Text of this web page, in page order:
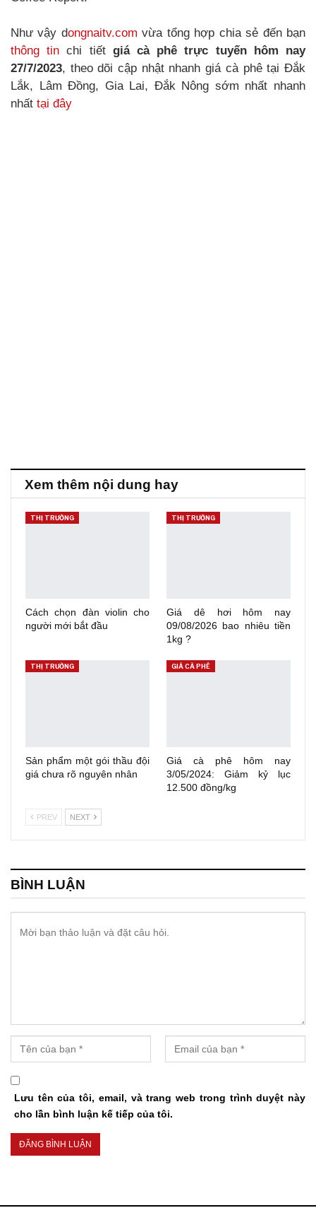
Như vậy dongnaitv.com vừa tổng hợp chia sẻ đến bạn
thông tin chi tiết giá cà phê trực tuyến hôm nay
27/7/2023, theo dõi cập nhật nhanh giá cà phê tại Đắk
Lắk, Lâm Đồng, Gia Lai, Đắk Nông sớm nhất nhanh
nhất tại đây
Xem thêm nội dung hay
THỊ TRƯỜNG
Cách chọn đàn violin cho
người mới bắt đầu
THỊ TRƯỜNG
Giá dê hơi hôm nay
09/08/2026 bao nhiêu tiền
1kg ?
THỊ TRƯỜNG
Sản phẩm một gói thầu đội
giá chưa rõ nguyên nhân
GIÁ CÀ PHÊ
Giá cà phê hôm nay
3/05/2024: Giảm kỷ lục
12.500 đồng/kg
PREV NEXT
BÌNH LUẬN
Lưu tên của tôi, email, và trang web trong trình duyệt này
cho lần bình luận kế tiếp của tôi.